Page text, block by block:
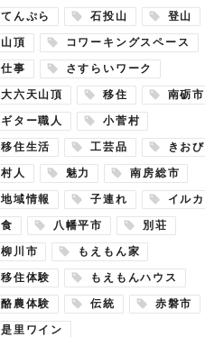
てんぷら 石投山 登山
山頂 コワーキングスペース
仕事 さすらいワーク
大六天山頂 移住 南砺市
ギター職人 小菅村
移住生活 工芸品 きおび
村人 魅力 南房総市
地域情報 子連れ イルカ
食 八幡平市 別荘
柳川市 もえもん家
移住体験 もえもんハウス
酪農体験 伝統 赤磐市
是里ワイン